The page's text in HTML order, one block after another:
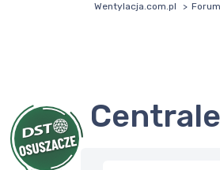
Wentylacja.com.pl Forum